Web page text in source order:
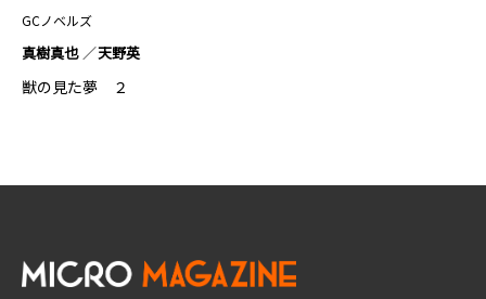
GCノベルズ
真樹真也 天野英
獣の見た夢 ２